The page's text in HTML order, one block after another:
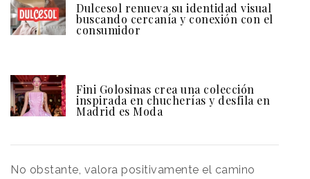
Dulcesol renueva su identidad visual
buscando cercanía y conexión con el
consumidor
Fini Golosinas crea una colección
inspirada en chucherías y desfila en
Madrid es Moda
No obstante, valora positivamente el camino